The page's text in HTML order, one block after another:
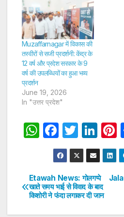
Muzaffarnagar में विकास की
तस्वीरों से सजी प्रदर्शनी: केंद्र के
12 वर्ष और प्रदेश सरकार के 9
वर्ष की उपलब्धियों का हुआ भव्य
प्रदर्शन
June 19, 2026
In "उत्तर प्रदेश"
W
s
A
F
a
c
e
b
T
w
itt
er
Li
n
k
e
dI
Post
navigation
Etawah News: गोलगप्पे
खाते समय भाई से विवाद के बाद
किशोरी ने फंदा लगाकर दी जान